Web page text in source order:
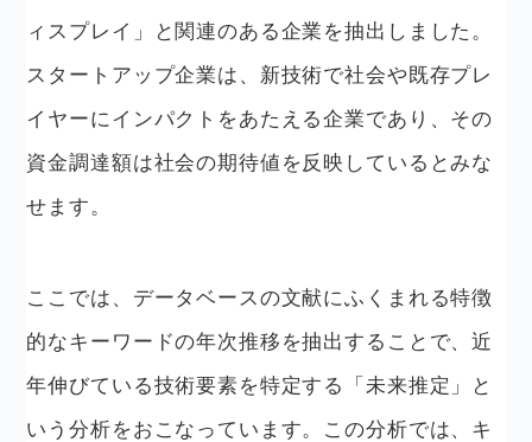
ィスプレイ」と関連のある企業を抽出しました。
スタートアップ企業は、新技術で社会や既存プレ
イヤーにインパクトをあたえる企業であり、その
資金調達額は社会の期待値を反映しているとみな
せます。
ここでは、データベースの文献にふくまれる特徴
的なキーワードの年次推移を抽出することで、近
年伸びている技術要素を特定する「未来推定」と
いう分析をおこなっています。この分析では、キ